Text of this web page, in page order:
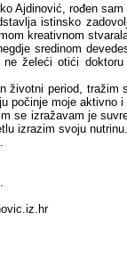
Ajdinović, rođen
istinsko
kreativnom
sredinom
ne želeći otići
životni period, tražim
počinje moje aktivno
se izražavam je
izrazim svoju nutrinu.